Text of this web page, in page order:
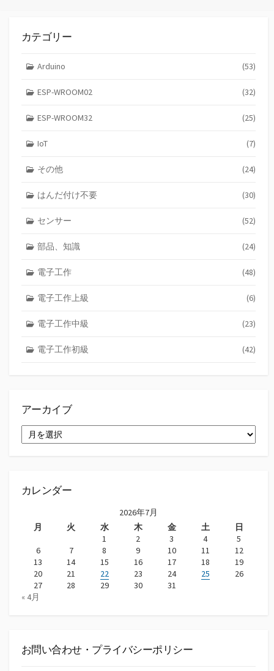
カテゴリー
Arduino (53)
ESP-WROOM02 (32)
ESP-WROOM32 (25)
IoT (7)
その他 (24)
はんだ付け不要 (30)
センサー (52)
部品、知識 (24)
電子工作 (48)
電子工作上級 (6)
電子工作中級 (23)
電子工作初級 (42)
アーカイブ
ー
カレンダー
2026年7月
月
火 水 木 金 土
日
1
2 3 4
5
6
7 8 9 10 11
12
13
14 15 16 17 18
19
20
21 22 23 24 25
26
27
28 29 30
31
« 4月
お問い合わせ・プライバシーポリシー